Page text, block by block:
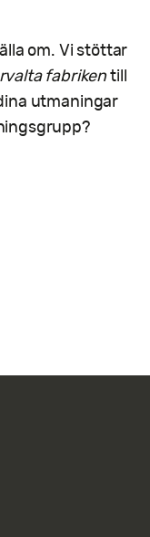
om. Vi stöttar
fabrikentill
utmaningar